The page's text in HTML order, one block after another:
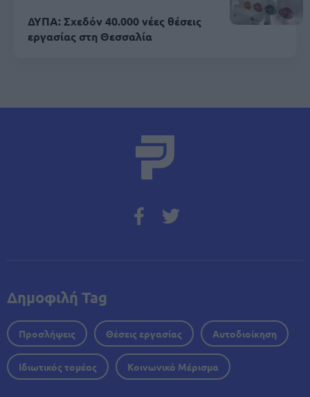
ΔΥΠΑ: Σχεδόν 40.000 νέες θέσεις
εργασίας στη Θεσσαλία
Δημοφιλή Tag
Προσλήψεις Θέσεις εργασίας Αυτοδιοίκηση
Ιδιωτικός τομέας Κοινωνικό Μέρισμα